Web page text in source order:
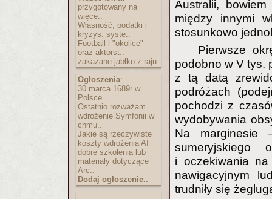
przygotowany na
więce..
Własność, podatki i
kryzys: syste..
Football i "okolice"
oraz aktorst..
zakazane jabłko z raju
Ogłoszenia:
30 marca 1689r w
Polsce
Ostatnio rozważam
wdrożenie Symfonii w
chmu..
Jakie są rzeczywiste
koszty wdrożenia AI
dobre szkolenia lub
materiały dotyczące
Arc..
Dodaj ogłoszenie..
Australii,
między innymi
stosunkowo
Pierwsze
podobno w V tys.
z tą datą
podróżach
pochodzi z
wydobywania
Na
sumeryjskiego
i oczekiwania
nawigacyjnym
trudniły się